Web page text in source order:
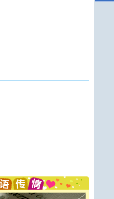
万不要忘记我！
才会想起你,而是这样的日子才
你,圣诞要快乐!新年要快乐!天